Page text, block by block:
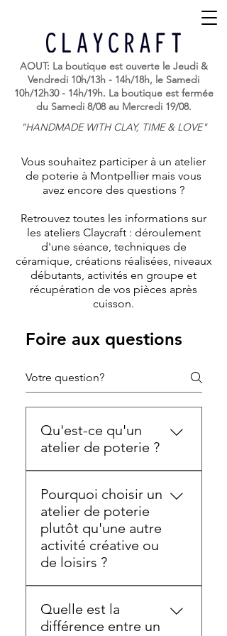
"HANDMADE WITH CLAY, TIME & LOVE"
AOUT: La boutique est ouverte le Jeudi &
Vendredi 10h/13h - 14h/18h, le Samedi
10h/12h30 - 14h/19h. La boutique est fermée
du Samedi 8/08 au Mercredi 19/08.
Vous souhaitez participer à un atelier
de poterie à Montpellier mais vous
avez encore des questions ?
Retrouvez toutes les informations sur
les ateliers Claycraft : déroulement
d'une séance, techniques de
céramique, créations réalisées, niveaux
débutants, activités en groupe et
récupération de vos pièces après
cuisson.
Foire aux questions
Qu'est-ce qu'un
atelier de poterie ?
activité créative au cours de
laquelle les participants
apprennent à façonner la
terre pour réaliser leurs
propres objets en
par un céramiste, chacun
découvre les techniques de
Pourquoi choisir un
atelier de poterie
plutôt qu'une autre
activité créative ou
de loisirs ?
expérience créative qui
permet de créer un objet
Quelle est la
différence entre un